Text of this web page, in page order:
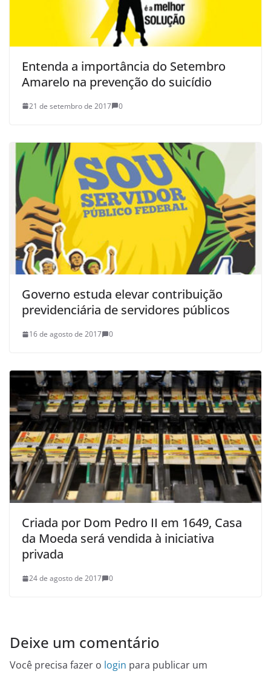
Entenda a importância do Setembro
Amarelo na prevenção do suicídio
21 de setembro de 2017 0
Governo estuda elevar contribuição
previdenciária de servidores públicos
16 de agosto de 2017 0
Criada por Dom Pedro II em 1649, Casa
da Moeda será vendida à iniciativa
privada
24 de agosto de 2017 0
Deixe um comentário
Você precisa fazer o login para publicar um